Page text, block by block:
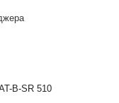
B-SR 510